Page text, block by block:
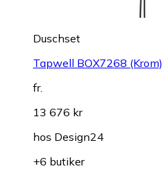
Duschset
Tapwell BOX7268 (Krom)
fr.
13 676 kr
hos Design24
+6 butiker